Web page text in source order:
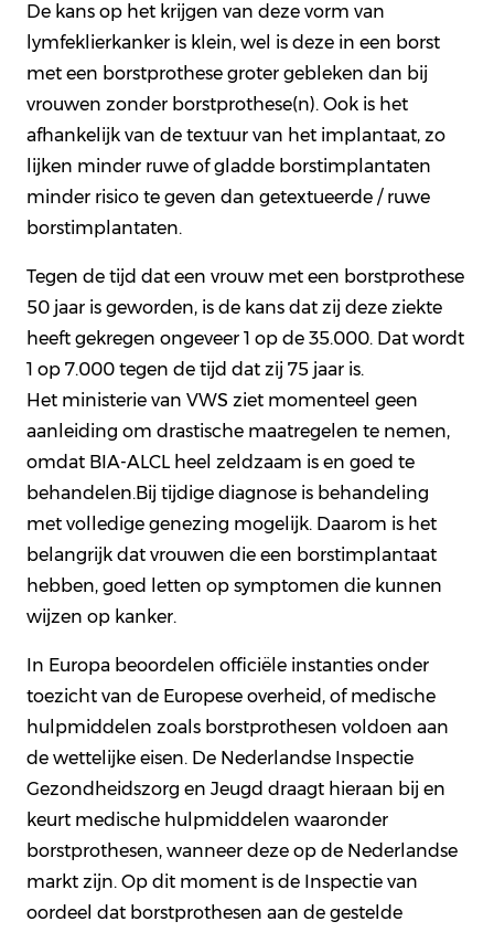
De kans op het krijgen van deze vorm van
lymfeklierkanker is klein, wel is deze in een borst
met een borstprothese groter gebleken dan bij
vrouwen zonder borstprothese(n). Ook is het
afhankelijk van de textuur van het implantaat, zo
lijken minder ruwe of gladde borstimplantaten
minder risico te geven dan getextueerde / ruwe
borstimplantaten.
Tegen de tijd dat een vrouw met een borstprothese
50 jaar is geworden, is de kans dat zij deze ziekte
heeft gekregen ongeveer 1 op de 35.000. Dat wordt
1 op 7.000 tegen de tijd dat zij 75 jaar is.
Het ministerie van VWS ziet momenteel geen
aanleiding om drastische maatregelen te nemen,
omdat BIA-ALCL heel zeldzaam is en goed te
behandelen.Bij tijdige diagnose is behandeling
met volledige genezing mogelijk. Daarom is het
belangrijk dat vrouwen die een borstimplantaat
hebben, goed letten op symptomen die kunnen
wijzen op kanker.
In Europa beoordelen officiële instanties onder
toezicht van de Europese overheid, of medische
hulpmiddelen zoals borstprothesen voldoen aan
de wettelijke eisen. De Nederlandse Inspectie
Gezondheidszorg en Jeugd draagt hieraan bij en
keurt medische hulpmiddelen waaronder
borstprothesen, wanneer deze op de Nederlandse
markt zijn. Op dit moment is de Inspectie van
oordeel dat borstprothesen aan de gestelde